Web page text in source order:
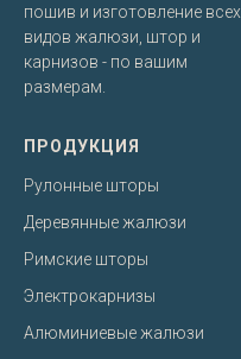
пошив и изготовление всех
видов жалюзи, штор и
карнизов - по вашим
размерам.
ПРОДУКЦИЯ
Рулонные шторы
Деревянные жалюзи
Римские шторы
Электрокарнизы
Алюминиевые жалюзи